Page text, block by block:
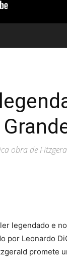
obra de
legendado e
por Leonardo
promete